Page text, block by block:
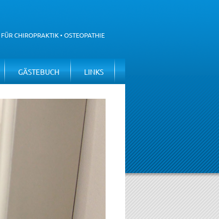
CHIROPRAKTIK • OSTEOPATHIE
GÄSTEBUCH LINKS